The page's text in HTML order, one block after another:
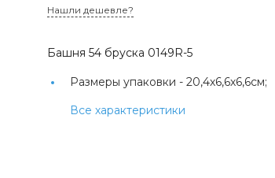
Нашли дешевле?
Башня 54 бруска 0149R-5
Размеры упаковки -20,4х6,6х6,6см;
Все характеристики